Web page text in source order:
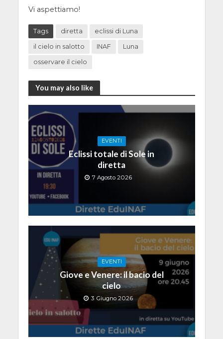
Vi aspettiamo!
Tags diretta eclissi di Luna
il cielo in salotto INAF Luna
osservare il cielo
You may also like
EVENTI
Eclissi totale di Sole in
diretta
7 Agosto 2026
EVENTI
Giove e Venere: il bacio del
cielo
3 Giugno 2026